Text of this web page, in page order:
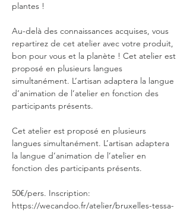
plantes !
Au-delà des connaissances acquises, vous
repartirez de cet atelier avec votre produit,
bon pour vous et la planète ! Cet atelier est
proposé en plusieurs langues
simultanément. L’artisan adaptera la langue
d’animation de l’atelier en fonction des
participants présents.
Cet atelier est proposé en plusieurs
langues simultanément. L’artisan adaptera
la langue d’animation de l’atelier en
fonction des participants présents.
50€/pers. Inscription:
https://wecandoo.fr/atelier/bruxelles-tessa-